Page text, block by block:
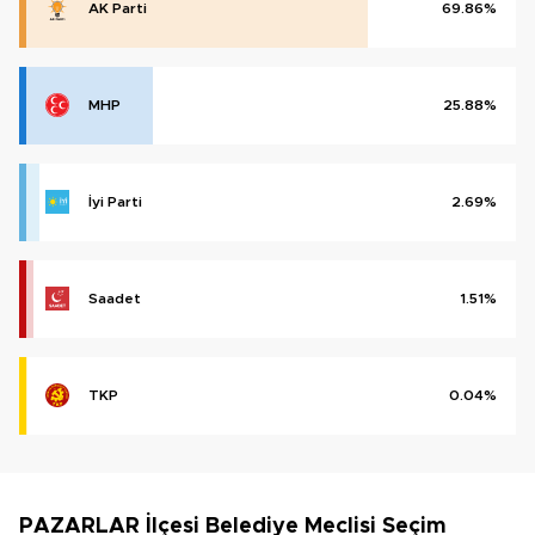
AK Parti 69.86%
MHP 25.88%
İyi Parti 2.69%
Saadet 1.51%
TKP 0.04%
PAZARLAR İlçesi Belediye Meclisi Seçim